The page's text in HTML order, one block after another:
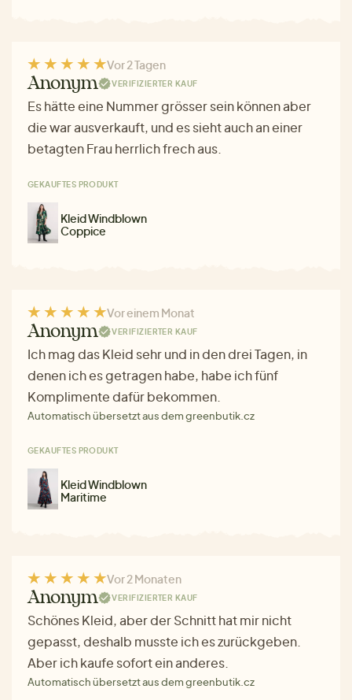
Vor 2 Tagen
Anonym VERIFIZIERTER KAUF
Es hätte eine Nummer grösser sein können aber
die war ausverkauft, und es sieht auch an einer
betagten Frau herrlich frech aus.
GEKAUFTES PRODUKT
Kleid Windblown
Coppice
Vor einem Monat
Anonym VERIFIZIERTER KAUF
Ich mag das Kleid sehr und in den drei Tagen, in
denen ich es getragen habe, habe ich fünf
Komplimente dafür bekommen.
Automatisch übersetzt aus dem greenbutik.cz
GEKAUFTES PRODUKT
Kleid Windblown
Maritime
Vor 2 Monaten
Anonym VERIFIZIERTER KAUF
Schönes Kleid, aber der Schnitt hat mir nicht
gepasst, deshalb musste ich es zurückgeben.
Aber ich kaufe sofort ein anderes.
Automatisch übersetzt aus dem greenbutik.cz